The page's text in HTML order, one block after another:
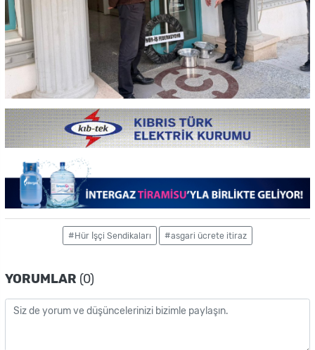
#Hür İşçi Sendikaları #asgari ücrete itiraz
YORUMLAR (0)